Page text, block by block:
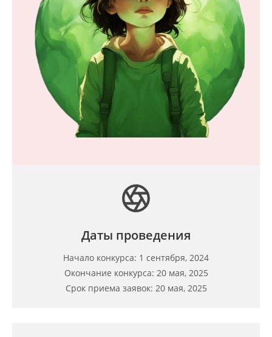
Даты проведения
Начало конкурса: 1 сентября, 2024
Окончание конкурса: 20 мая, 2025
Срок приема заявок: 20 мая, 2025